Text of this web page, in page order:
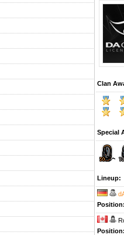
Clan
Special
Lineup:
Position:
Position: